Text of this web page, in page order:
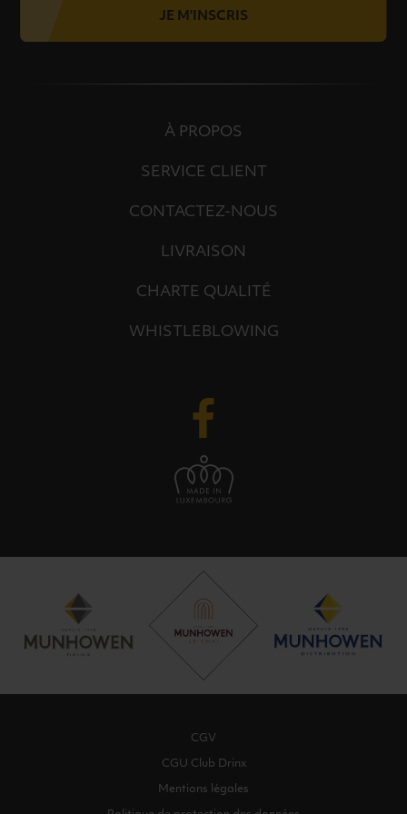
JE M'INSCRIS
À PROPOS
SERVICE CLIENT
CONTACTEZ-NOUS
LIVRAISON
CHARTE QUALITÉ
WHISTLEBLOWING
CGV
CGU Club Drinx
Mentions légales